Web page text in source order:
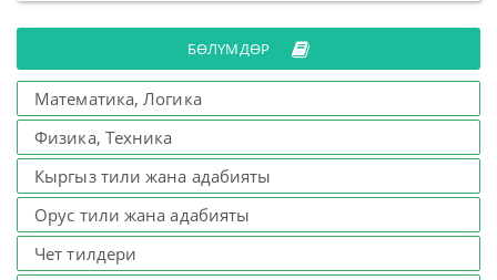
БӨЛҮМДӨР
Математика, Логика
Физика, Техника
Кыргыз тили жана адабияты
Орус тили жана адабияты
Чет тилдери